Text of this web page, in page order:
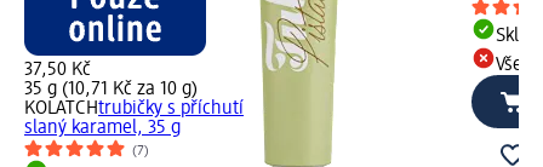
37,50 Kč
35 g (10,71 Kč za 10 g)
KOLATCHtrubičky s příchutí
slaný karamel, 35 g
(7)